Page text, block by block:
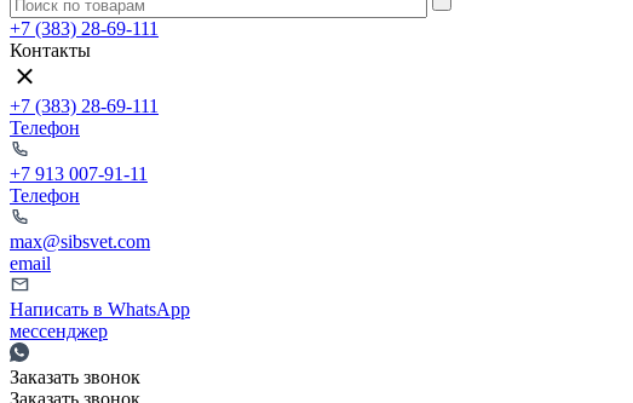
+7 (383) 28-69-111
Контакты
+7 (383) 28-69-111
Телефон
+7 913 007-91-11
Телефон
max@sibsvet.com
email
Написать в WhatsApp
мессенджер
Заказать звонок
Заказать звонок